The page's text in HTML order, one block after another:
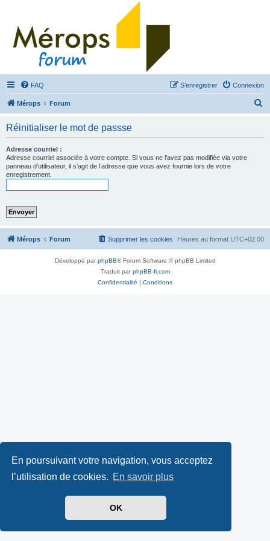
En poursuivant votre navigation, vous acceptez
l’utilisation de cookies. En savoir plus
OK
FAQ Connexion
S’enregistrer
Mérops Forum
Réinitialiser le mot de passse
Adresse courriel :
Adresse courriel associée à votre compte. Si vous ne l’avez pas modifiée via votre
panneau d’utilisateur, il s’agit de l’adresse que vous avez fournie lors de votre
enregistrement.
Mérops Forum Heures au format UTC+02:00
Supprimer les cookies
Développé parphpBB® Forum Software © phpBB Limited
Traduit parphpBB-fr.com
Confidentialité | Conditions